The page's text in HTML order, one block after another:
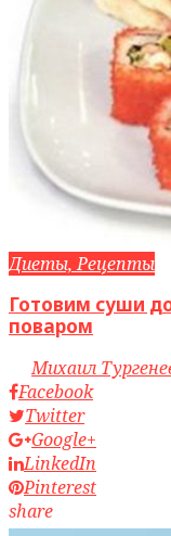
Диеты, Рецепты
Готовим суши
поваром
byМихаил
Facebook
Twitter
Google+
LinkedIn
Pinterest
share